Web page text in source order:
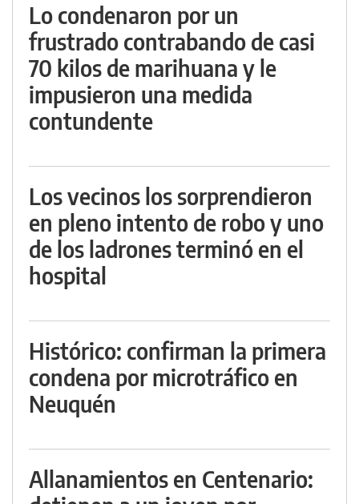
Lo condenaron por un
frustrado contrabando de casi
70 kilos de marihuana y le
impusieron una medida
contundente
Los vecinos los sorprendieron
en pleno intento de robo y uno
de los ladrones terminó en el
hospital
Histórico: confirman la primera
condena por microtráfico en
Neuquén
Allanamientos en Centenario: